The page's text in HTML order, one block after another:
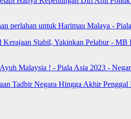
perlahan untuk Harimau Malaya -
Stabil, Yakinkan Pelabur - MB
Malaysia ! - Piala Asia 2023 -
Tadbir Negara Hingga Akhir Penggal